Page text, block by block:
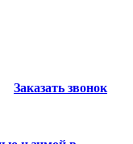
Заказать звонок